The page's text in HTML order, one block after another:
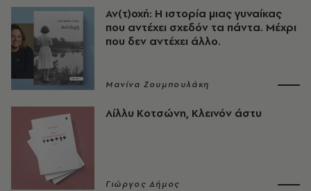
Αν(τ)οχή: Η ιστορία μιας γυναίκας
που αντέχει σχεδόν τα πάντα. Μέχρι
που δεν αντέχει άλλο.
Μανίνα Ζουμπουλάκη
Λίλλυ Κοτσώνη, Κλεινόν άστυ
Γιώργος Δήμος